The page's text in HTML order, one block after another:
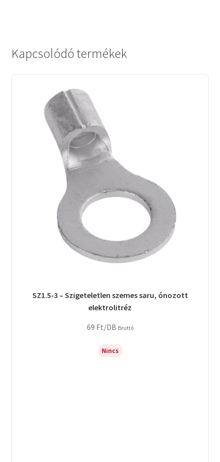
Kapcsolódó termékek
SZ1.5-3 – Szigeteletlen szemes saru, ónozott
elektrolitréz
69 Ft/DB Bruttó
Nincs